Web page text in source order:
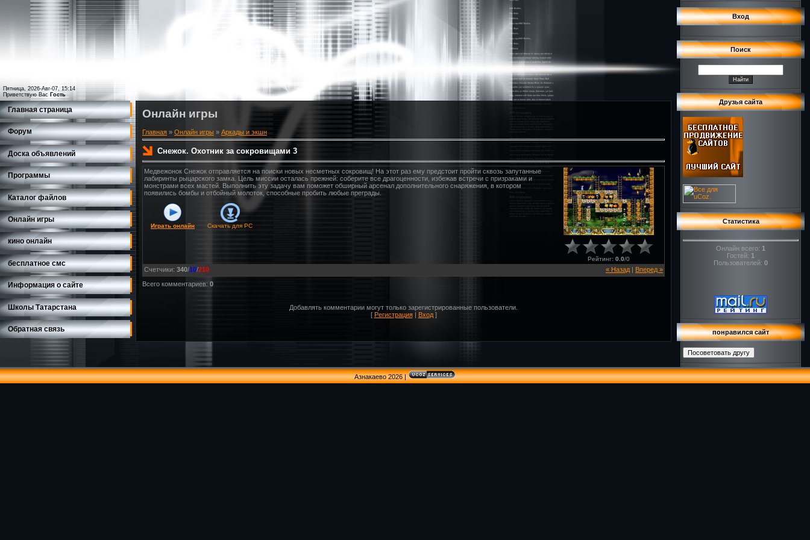
Пятница, 2026-Авг-07, 15:14
Приветствую Вас Гость
Главная страница
Форум
Доска объявлений
Программы
Каталог файлов
Онлайн игры
кино онлайн
бесплатное смс
Информация о сайте
Школы Татарстана
Обратная связь
Онлайн игры
Главная » Онлайн игры » Аркады и экшн
Снежок. Охотник за сокровищами 3
Медвежонок Снежок отправляется на поиски новых несметных сокровищ! На этот раз ему предстоит пройти сквозь запутанные
лабиринты рыцарского замка. Цель миссии осталась прежней: соберите все драгоценности, избежав встречи с призраками и
монстрами всех мастей. Выполнить эту задачу вам поможет обширный арсенал дополнительного снаряжения, в котором
появились бомбы и отбойный молоток, способные пробить любые преграды.
Играть онлайн Скачать для PC
Рейтинг: 0.0/0
« Назад | Вперед »
Счетчики: 340/10/210
Всего комментариев: 0
Добавлять комментарии могут только зарегистрированные пользователи.
[ Регистрация| Вход]
Вход
Поиск
Друзья сайта
Статистика
Онлайн всего: 1
Гостей: 1
Пользователей: 0
понравился сайт
Азнакаево 2026|